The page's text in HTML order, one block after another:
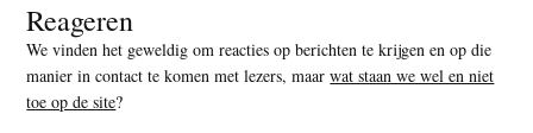
Reageren
We vinden het geweldig om reacties op berichten te krijgen en op die
manier in contact te komen met lezers, maarwat staan we wel en niet
toe op de site?